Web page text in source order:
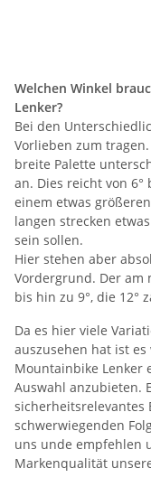
Welchen Winkel
Lenker?
Bei den
Vorlieben zum
breite Palette
an. Dies reicht von
einem etwas
langen strecken
sein sollen.
Hier stehen aber
Vordergrund. Der am
bis hin zu 9°, die 12°
Da es hier viele
auszusehen hat ist
Mountainbike Lenker
Auswahl anzubieten.
sicherheitsrelevantes
schwerwiegenden
uns unde empfehlen
Markenqualität